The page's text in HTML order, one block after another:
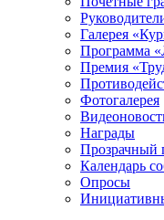
Галерея
Программа
Премия
Фотогалерея
Награды
Прозрачный
Календарь
Опросы